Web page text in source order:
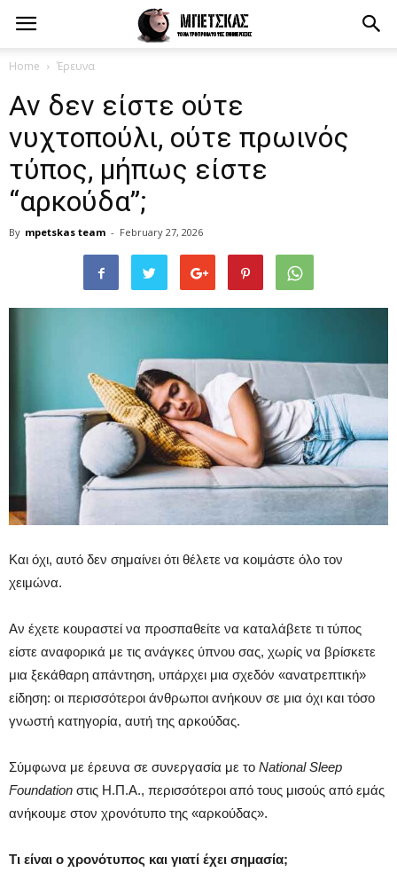
Home Έρευνα
Αν δεν είστε ούτε
νυχτοπούλι, ούτε πρωινός
τύπος, μήπως είστε
“αρκούδα”;
By mpetskas team - February 27, 2026
Και όχι, αυτό δεν σημαίνει ότι θέλετε να κοιμάστε όλο τον
χειμώνα.
Αν έχετε κουραστεί να προσπαθείτε να καταλάβετε τι τύπος
είστε αναφορικά με τις ανάγκες ύπνου σας, χωρίς να βρίσκετε
μια ξεκάθαρη απάντηση, υπάρχει μια σχεδόν «ανατρεπτική»
είδηση: οι περισσότεροι άνθρωποι ανήκουν σε μια όχι και τόσο
γνωστή κατηγορία, αυτή της αρκούδας.
Σύμφωνα με έρευνα σε συνεργασία με το National Sleep
Foundation στις Η.Π.Α., περισσότεροι από τους μισούς από εμάς
ανήκουμε στον χρονότυπο της «αρκούδας».
Τι είναι ο χρονότυπος και γιατί έχει σημασία;